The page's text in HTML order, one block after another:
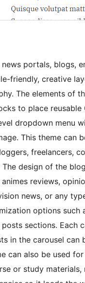
portals, blogs,
friendly, creative
The elements of
to place
dropdown menu
This theme can
freelancers,
design of the
reviews,
news, or any
options such
sections. Each
in the carousel
can also be used
or study